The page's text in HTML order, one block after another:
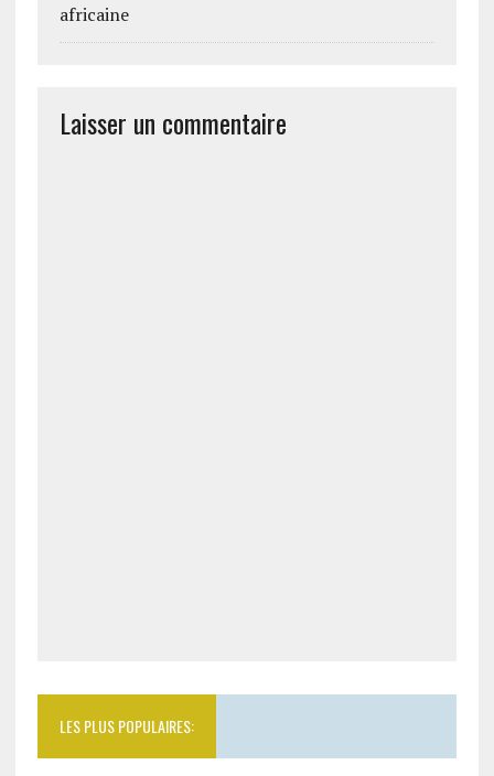
africaine
Laisser un commentaire
LES PLUS POPULAIRES: